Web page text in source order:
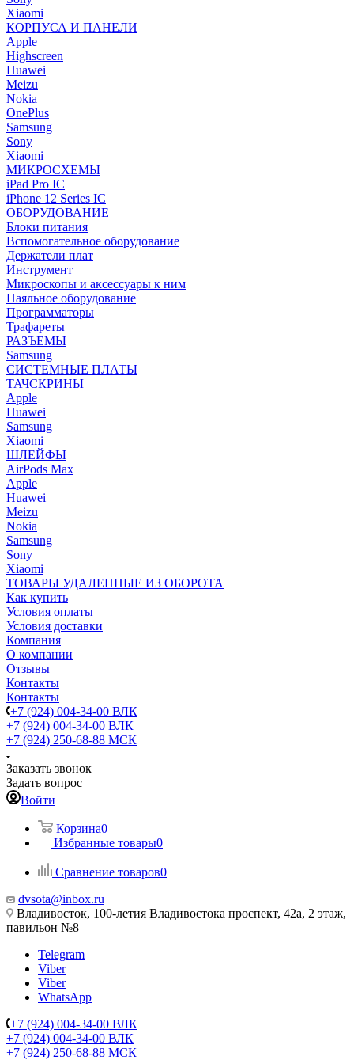
Xiaomi
КОРПУСА И ПАНЕЛИ
Apple
Highscreen
Huawei
Meizu
Nokia
OnePlus
Samsung
Sony
Xiaomi
МИКРОСХЕМЫ
iPad Pro IC
iPhone 12 Series IC
ОБОРУДОВАНИЕ
Блоки питания
Вспомогательное оборудование
Держатели плат
Инструмент
Микроскопы и аксессуары к ним
Паяльное оборудование
Программаторы
Трафареты
РАЗЪЕМЫ
Samsung
СИСТЕМНЫЕ ПЛАТЫ
ТАЧСКРИНЫ
Apple
Huawei
Samsung
Xiaomi
ШЛЕЙФЫ
AirPods Max
Apple
Huawei
Meizu
Nokia
Samsung
Sony
Xiaomi
ТОВАРЫ УДАЛЕННЫЕ ИЗ ОБОРОТА
Как купить
Условия оплаты
Условия доставки
Компания
О компании
Отзывы
Контакты
Контакты
+7 (924) 004-34-00 ВЛК
+7 (924) 004-34-00 ВЛК
+7 (924) 250-68-88 МСК
Заказать звонок
Задать вопрос
Войти
Корзина0
Избранные товары0
Сравнение товаров0
dvsota@inbox.ru
Владивосток, 100-летия Владивостока проспект, 42а, 2 этаж,
павильон №8
Telegram
Viber
Viber
WhatsApp
+7 (924) 004-34-00 ВЛК
+7 (924) 004-34-00 ВЛК
+7 (924) 250-68-88 МСК